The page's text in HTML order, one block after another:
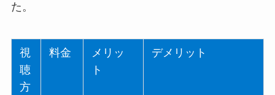
た。
視
聴
方
料金
メリッ
ト
デメリット